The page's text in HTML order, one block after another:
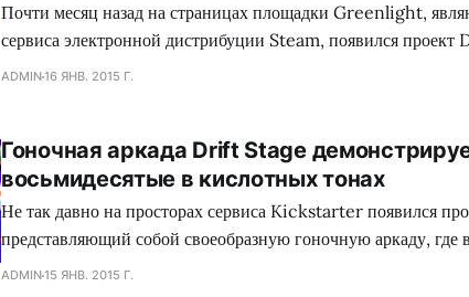
Почти месяц назад на страницах площадки Greenlight,
сервиса электронной дистрибуции Steam, появился
обладающий необыкновенным сеттингом, а также
головоломку с экшеном Mirror`s Edge, хотя сами девелоперы
ADMIN16 ЯНВ. 2015 Г.
Гоночная аркада Drift Stage
восьмидесятые в кислотных тонах
Не так давно на просторах сервиса Kickstarter появился
представляющий собой своеобразную гоночную аркаду, где
механики лежит управляемый занос автомобиля, при помощи
ADMIN15 ЯНВ. 2015 Г.